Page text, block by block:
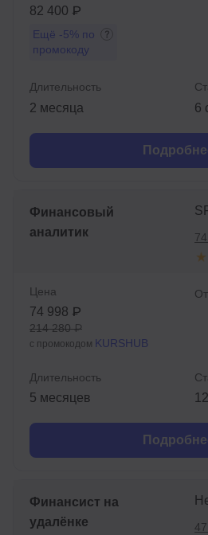
82 400 ₽
Ещё -5% по
промокоду
Длительность
2 месяца 6
Финансовый
аналитик
Цена
74 998 ₽
214 280 ₽
с промокодом KURSHUB
От
Длительность
5 месяцев
Финансист на
удалёнке